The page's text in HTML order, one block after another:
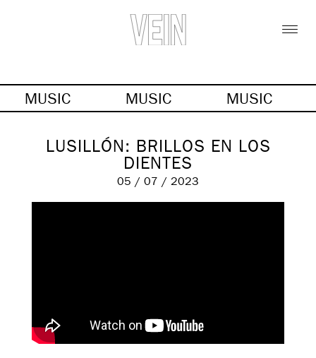
MUSIC MUSIC MUSIC
LUSILLÓN: BRILLOS EN LOS
DIENTES
05 / 07 / 2023